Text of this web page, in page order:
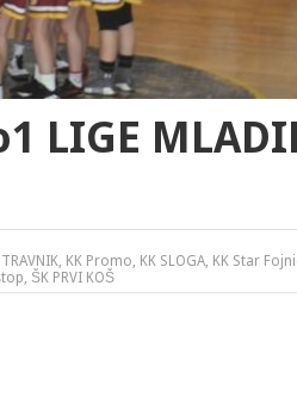
LIGE
, KK Promo, KK SLOGA, KK Star
, ŠK PRVI KOŠ